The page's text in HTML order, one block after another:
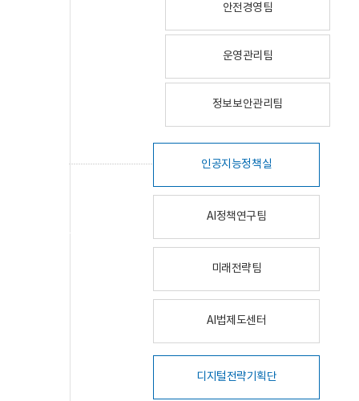
안전경영팀
운영관리팀
정보보안관리팀
인공지능정책실
AI정책연구팀
미래전략팀
AI법제도센터
디지털전략기획단